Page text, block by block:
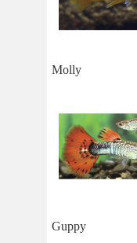
Molly
Guppy